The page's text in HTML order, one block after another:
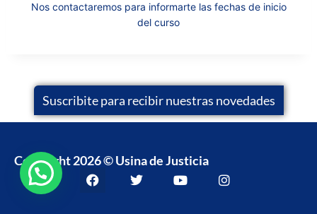
Nos contactaremos para informarte las fechas de inicio
del curso
Suscribite para recibir nuestras novedades
Copyright 2026 © Usina de Justicia